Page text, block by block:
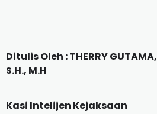
Ditulis Oleh : THERRY GUTAMA,
S.H., M.H
Kasi Intelijen Kejaksaan